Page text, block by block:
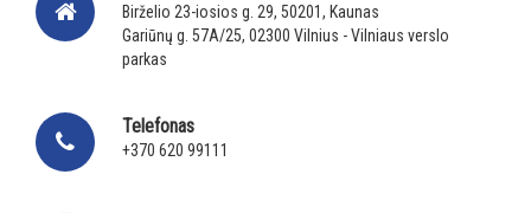
Birželio 23-iosios g. 29, 50201, Kaunas
Gariūnų g. 57A/25, 02300 Vilnius - Vilniaus verslo
parkas
Telefonas
+370 620 99111